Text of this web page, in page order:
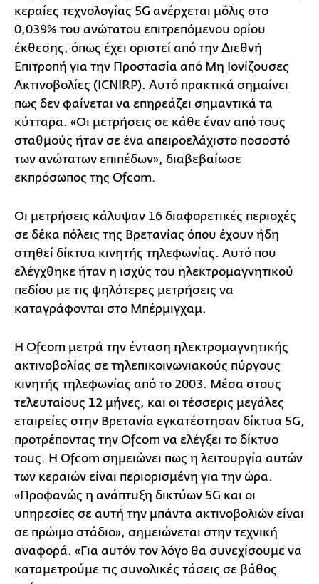
κεραίες τεχνολογίας 5G ανέρχεται μόλις στο
0,039% του ανώτατου επιτρεπόμενου ορίου
έκθεσης, όπως έχει οριστεί από την Διεθνή
Επιτροπή για την Προστασία από Μη Ιονίζουσες
Ακτινοβολίες (ICNIRP). Αυτό πρακτικά σημαίνει
πως δεν φαίνεται να επηρεάζει σημαντικά τα
κύτταρα. «Οι μετρήσεις σε κάθε έναν από τους
σταθμούς ήταν σε ένα απειροελάχιστο ποσοστό
των ανώτατων επιπέδων», διαβεβαίωσε
εκπρόσωπος της Ofcom.
Οι μετρήσεις κάλυψαν 16 διαφορετικές περιοχές
σε δέκα πόλεις της Βρετανίας όπου έχουν ήδη
στηθεί δίκτυα κινητής τηλεφωνίας. Αυτό που
ελέγχθηκε ήταν η ισχύς του ηλεκτρομαγνητικού
πεδίου με τις ψηλότερες μετρήσεις να
καταγράφονται στο Μπέρμιγχαμ.
Η Ofcom μετρά την ένταση ηλεκτρομαγνητικής
ακτινοβολίας σε τηλεπικοινωνιακούς πύργους
κινητής τηλεφωνίας από το 2003. Μέσα στους
τελευταίους 12 μήνες, και οι τέσσερις μεγάλες
εταιρείες στην Βρετανία εγκατέστησαν δίκτυα 5G,
προτρέποντας την Ofcom να ελέγξει το δίκτυο
τους. Η Ofcom σημειώνει πως η λειτουργία αυτών
των κεραιών είναι περιορισμένη για την ώρα.
«Προφανώς η ανάπτυξη δικτύων 5G και οι
υπηρεσίες σε αυτή την μπάντα ακτινοβολιών είναι
σε πρώιμο στάδιο», σημειώνεται στην τεχνική
αναφορά. «Για αυτόν τον λόγο θα συνεχίσουμε να
καταμετρούμε τις συνολικές τάσεις σε βάθος